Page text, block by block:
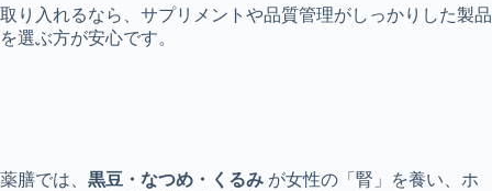
取り入れるなら、サプリメントや品質管理がしっかりした製品
を選ぶ方が安心です。
薬膳では、 黒豆・なつめ・くるみ が女性の「腎」を養い、ホ